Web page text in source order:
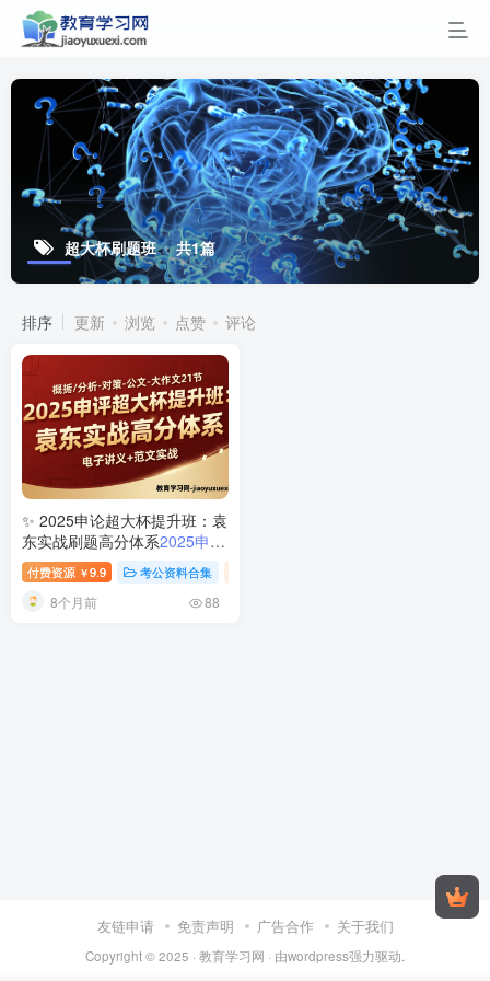
超大杯刷题班 共1篇
排序 更新 浏览 点赞 评论
✨ 2025申论超大杯提升班：袁
东实战刷题高分体系2025申论
超大杯提升视频课程
付费资源 ￥9.9 考公资料合集
8个月前 88
友链申请 免责声明 广告合作 关于我们
Copyright © 2025 · 教育学习网 · 由wordpress强力驱动.